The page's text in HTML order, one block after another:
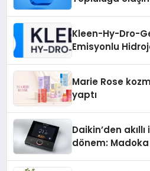
Kleen-Hy-Dro-
Emisyonlu
Marie Rose
yaptı
Daikin’den
dönem: Madoka